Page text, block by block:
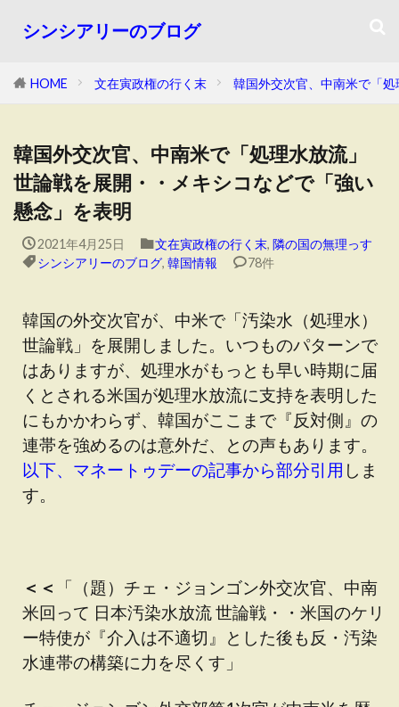
シンシアリーのブログ
HOME 文在寅政権の行く末 韓国外交次官、中南米で「
韓国外交次官、中南米で「処理水放流」
世論戦を展開・・メキシコなどで「強い
懸念」を表明
2021年4月25日 文在寅政権の行く末, 隣の国の無理っす
シンシアリーのブログ, 韓国情報 78件
韓国の外交次官が、中米で「汚染水（処理水）
世論戦」を展開しました。いつものパターンで
はありますが、処理水がもっとも早い時期に届
くとされる米国が処理水放流に支持を表明した
にもかかわらず、韓国がここまで『反対側』の
連帯を強めるのは意外だ、との声もあります。
以下、マネートゥデーの記事から部分引用 しま
す。
＜＜
「（題）チェ・ジョンゴン外交次官、中南
米回って 日本汚染水放流 世論戦・・米国のケリ
ー特使が『介入は不適切』とした後も反・汚染
水連帯の構築に力を尽くす」